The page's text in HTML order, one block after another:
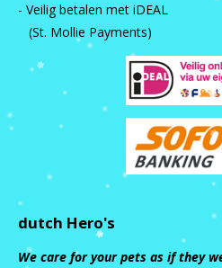
- Veilig betalen met iDEAL
(St. Mollie Payments)
dutch Hero's
We care for your pets as if they